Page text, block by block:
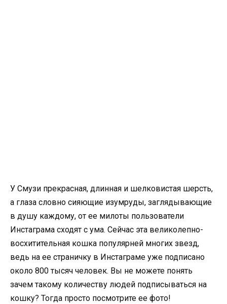
У Смузи прекрасная, длинная и шелковистая шерсть,
а глаза словно сияющие изумруды, заглядывающие
в душу каждому, от ее милоты пользователи
Инстаграма сходят с ума. Сейчас эта великолепно-
восхитительная кошка популярней многих звезд,
ведь на ее страничку в Инстаграме уже подписано
около 800 тысяч человек. Вы не можете понять
зачем такому количеству людей подписываться на
кошку? Тогда просто посмотрите ее фото!